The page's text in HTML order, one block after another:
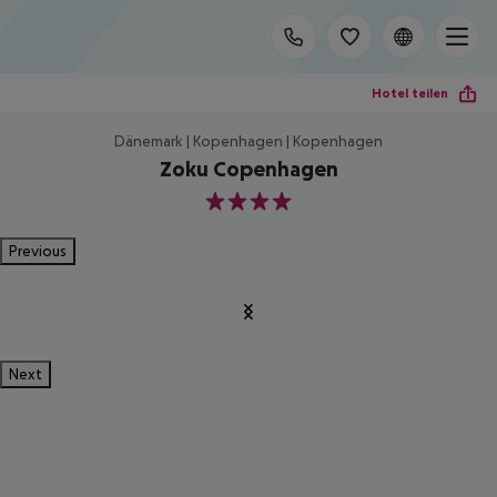
Hotel teilen
Dänemark | Kopenhagen | Kopenhagen
Zoku Copenhagen
4
Previous
Next